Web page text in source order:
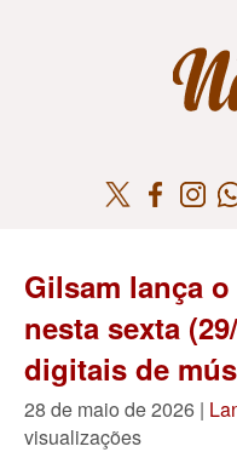
Gilsam lança
nesta sexta
digitais de
28 de maio de 2026 |
visualizações